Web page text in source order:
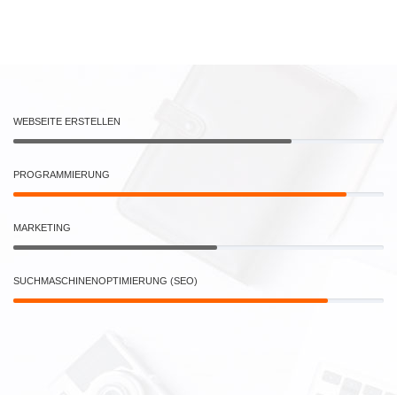
WEBSEITE ERSTELLEN
PROGRAMMIERUNG
MARKETING
SUCHMASCHINENOPTIMIERUNG (SEO)